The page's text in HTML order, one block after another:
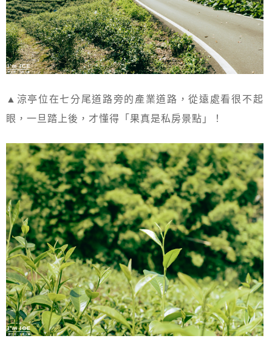
▲涼亭位在七分尾道路旁的產業道路，從遠處看很不起
眼，一旦踏上後，才懂得「果真是私房景點」！